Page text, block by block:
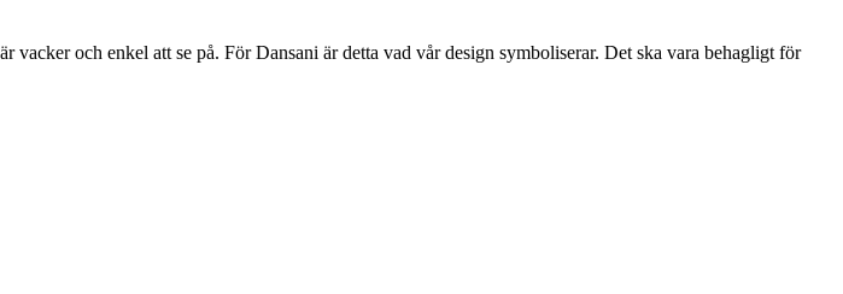
och enkel att se på. För Dansani är detta vad vår design symboliserar. Det ska vara behagligt för